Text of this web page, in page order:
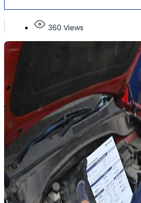
360 Views